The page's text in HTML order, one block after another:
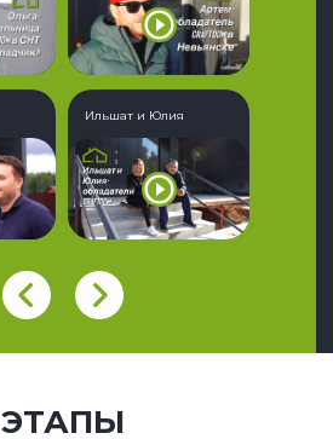
Ильшат и Юлия
ЭТАПЫ